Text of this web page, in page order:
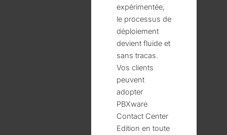
expérimentée,
le processus de
déploiement
devient fluide et
sans tracas.
Vos clients
peuvent
adopter
PBXware
Contact Center
Edition en toute